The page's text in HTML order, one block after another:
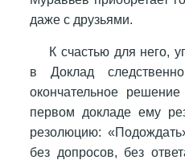
даже с друзьями.
К счастью для него,
в Доклад
окончательное
первом докладе ему
резолюцию:
без допросов, без